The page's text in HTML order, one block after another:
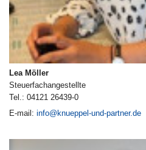
Lea Möller
Steuerfachangestellte
Tel.: 04121 26439-0
E-mail: info@knueppel-und-partner.de